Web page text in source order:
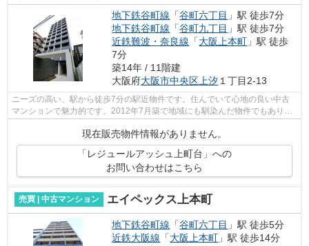
地下鉄谷町線 「谷町六丁目 」駅 徒歩7分
地下鉄谷町線 「谷町九丁目 」駅 徒歩7分
近鉄難波・奈良線 「大阪上本町 」駅 徒歩
7分
築14年 / 11階建
大阪府大阪市中央区 上汐 １丁目2-13
ニーズの高い、駅から徒歩7分の駅近物件です。住んでいて心地の良い中古
マンションで魅力的です。2012年7月築で地域にも馴染んだ物件でもあり、
住環境も良好。この物件は11階建てとな...
現在販売物件情報がありません。
「レジュールアッシュ上町台」への
お問い合わせはこちら
売買 | 中古マンション エイペックス上本町
地下鉄谷町線 「谷町六丁目 」駅 徒歩5分
近鉄大阪線 「大阪上本町 」駅 徒歩14分